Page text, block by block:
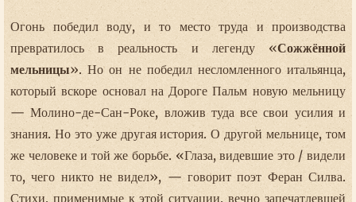
Огонь победил воду, и то место труда и производства
превратилось в реальность и легенду «Сожжённой
мельницы». Но он не победил несломленного итальянца,
который вскоре основал на Дороге Пальм новую мельницу
— Молино-де-Сан-Роке, вложив туда все свои усилия и
знания. Но это уже другая история. О другой мельнице, том
же человеке и той же борьбе. «Глаза, видевшие это / видели
то, чего никто не видел», — говорит поэт Феран Силва.
Стихи, применимые к этой ситуации, вечно запечатлевшей